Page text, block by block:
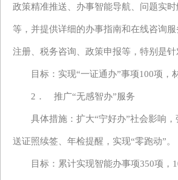
政策精准推送、办事智能导航、问题实时
等，并提供详细的办事指南和在线咨询
注册、税务咨询、政策申报等，特别 是针
目标：实现“一证通办”事项100项，
2． 推广“无感智办”服务
具体措施： 扩大“宁好办”社会影响 ，
送证照续签、年检提醒，实现“零跑动
目标： 累计实现智能办事项350项，